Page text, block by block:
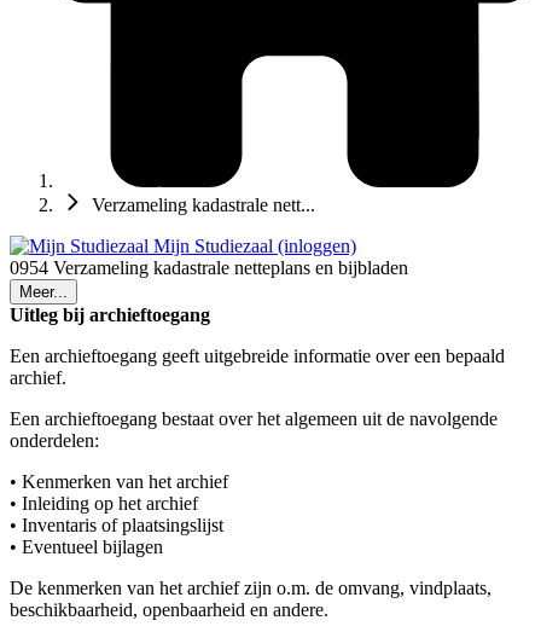
Verzameling kadastrale nett...
Mijn Studiezaal (inloggen)
0954 Verzameling kadastrale netteplans en bijbladen
Meer...
Uitleg bij archieftoegang
Een archieftoegang geeft uitgebreide informatie over een bepaald
archief.
Een archieftoegang bestaat over het algemeen uit de navolgende
onderdelen:
• Kenmerken van het archief
• Inleiding op het archief
• Inventaris of plaatsingslijst
• Eventueel bijlagen
De kenmerken van het archief zijn o.m. de omvang, vindplaats,
beschikbaarheid, openbaarheid en andere.